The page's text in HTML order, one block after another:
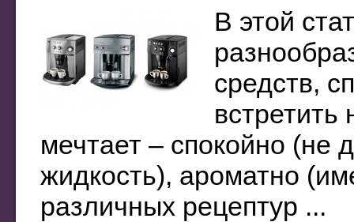
В этой
средств,
встретить
мечтает – спокойно (не
жидкость), ароматно
различных рецептур ...